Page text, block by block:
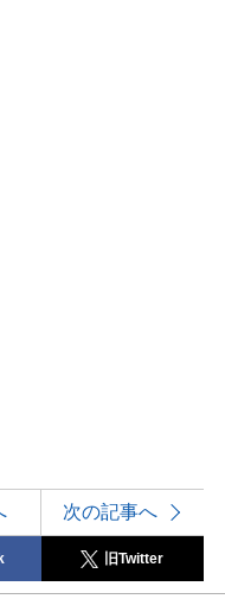
次の記事へ
旧Twitter